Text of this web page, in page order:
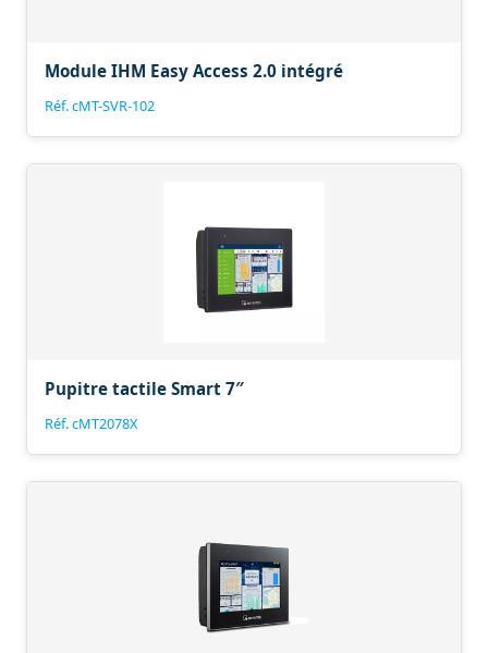
Module IHM Easy Access 2.0 intégré
Réf. cMT-SVR-102
Pupitre tactile Smart 7″
Réf. cMT2078X